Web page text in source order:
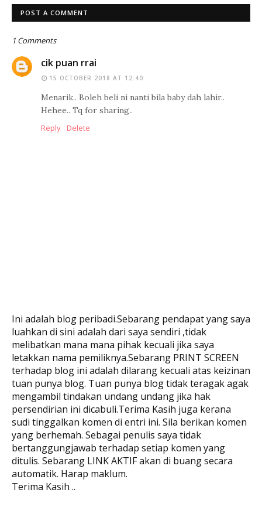
POST A COMMENT
1 Comments
cik puan rrai
15 OCTOBER 2018 AT 12:40
Menarik.. Boleh beli ni nanti bila baby dah lahir..
Hehee.. Tq for sharing..
Reply
Delete
Ini adalah blog peribadi.Sebarang pendapat yang saya
luahkan di sini adalah dari saya sendiri ,tidak
melibatkan mana mana pihak kecuali jika saya
letakkan nama pemiliknya.Sebarang PRINT SCREEN
terhadap blog ini adalah dilarang kecuali atas keizinan
tuan punya blog. Tuan punya blog tidak teragak agak
mengambil tindakan undang undang jika hak
persendirian ini dicabuli.Terima Kasih juga kerana
sudi tinggalkan komen di entri ini. Sila berikan komen
yang berhemah. Sebagai penulis saya tidak
bertanggungjawab terhadap setiap komen yang
ditulis. Sebarang LINK AKTIF akan di buang secara
automatik. Harap maklum.
Terima Kasih ..